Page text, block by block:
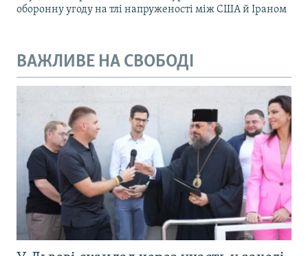
оборонну угоду на тлі напруженості між США й Іраном
ВАЖЛИВЕ НА СВОБОДІ